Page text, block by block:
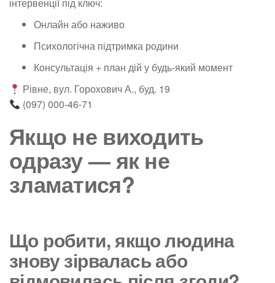
інтервенції під ключ:
Онлайн або наживо
Психологічна підтримка родини
Консультація + план дій у будь-який момент
Рівне, вул. Горохович А., буд. 19
(097) 000-46-71
Якщо не виходить
одразу — як не
зламатися?
Що робити, якщо людина
знову зірвалась або